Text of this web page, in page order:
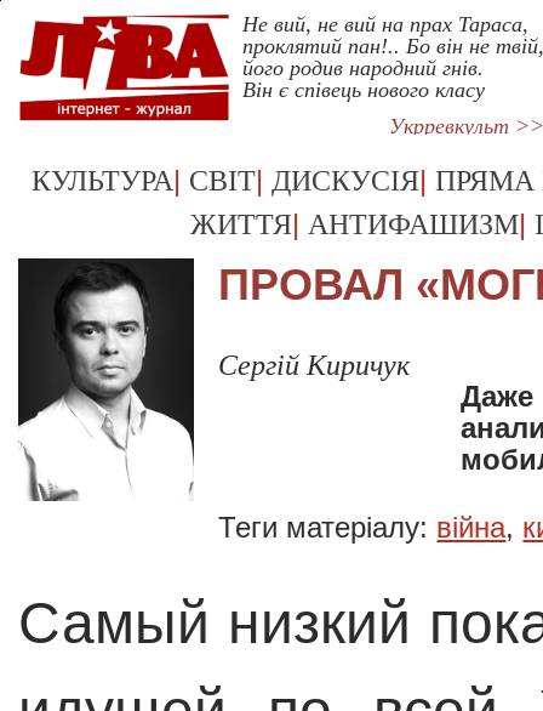
Не вий, не вий на прах Тараса,
проклятий пан!.. Бо він не твій,
його родив народний гнів.
Він є співець нового класу
Укрревкульт >>
КУЛЬТУРА| СВІТ| ДИСКУСІЯ| ПРЯМА
ЖИТТЯ| АНТИФАШИЗМ|
ПРОВАЛ
Сергій Киричук
Даже
Теги матеріалу: війна,
Самый низкий